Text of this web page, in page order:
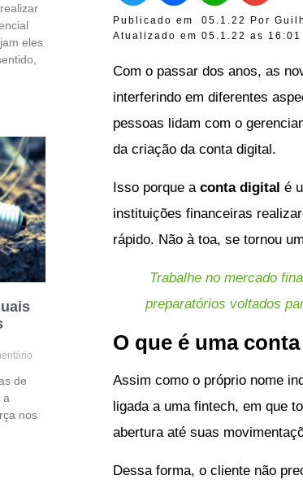
eles
de
a
nos
Publicado em 05.1.22 Por
Atualizado em 05.1.22 as 16:01
Com o passar dos anos, as
interferindo em diferentes
pessoas lidam com o
da criação da conta digital.
Isso porque a conta digital é
instituições financeiras
rápido. Não à toa, se tornou
Trabalhe no mercado
preparatórios voltados
O que é uma
Assim como o próprio nome
ligada a uma fintech, em que
abertura até suas
Dessa forma, o cliente não